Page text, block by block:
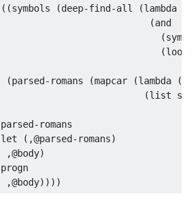
((symbols (deep-find-all (lambda
(and
(
(
(parsed-romans (mapcar (lambda (
(list
parsed-romans
let ( ,@parsed-romans)
,@body)
progn
,@body))))